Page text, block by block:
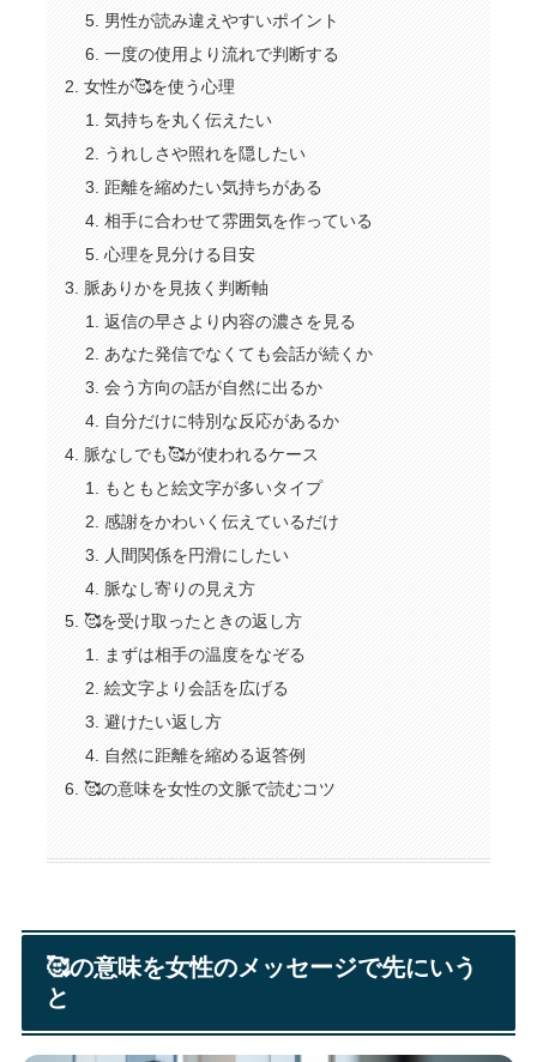
男性が読み違えやすいポイント
一度の使用より流れで判断する
女性が🥰を使う心理
気持ちを丸く伝えたい
うれしさや照れを隠したい
距離を縮めたい気持ちがある
相手に合わせて雰囲気を作っている
心理を見分ける目安
脈ありかを見抜く判断軸
返信の早さより内容の濃さを見る
あなた発信でなくても会話が続くか
会う方向の話が自然に出るか
自分だけに特別な反応があるか
脈なしでも🥰が使われるケース
もともと絵文字が多いタイプ
感謝をかわいく伝えているだけ
人間関係を円滑にしたい
脈なし寄りの見え方
🥰を受け取ったときの返し方
まずは相手の温度をなぞる
絵文字より会話を広げる
避けたい返し方
自然に距離を縮める返答例
🥰の意味を女性の文脈で読むコツ
🥰の意味を女性のメッセージで先にいう
と